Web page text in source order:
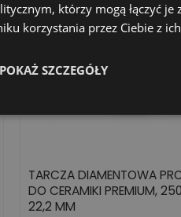
TARCZA DIAMENTOWA
DO CERAMIKI PREMIUM,
22,2 MM
którzy mogą łączyć
korzystania przez Ciebie z ich
POKAŻ SZCZEGÓŁY